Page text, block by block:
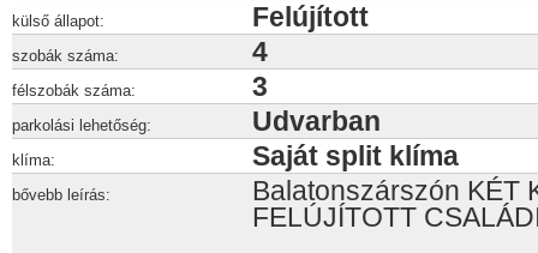
külső állapot: Felújított
szobák száma: 4
félszobák száma: 3
parkolási lehetőség: Udvarban
klíma: Saját split klíma
bővebb leírás:
Balatonszárszón KÉT
FELÚJÍTOTT